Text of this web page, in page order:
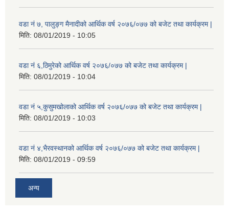
वडा नं ७, पालुङ्ग मैनादीको आर्थिक वर्ष २०७६/०७७ को बजेट तथा कार्यक्रम |
मिति: 08/01/2019 - 10:05
वडा नं ६,ठिमुरेको आर्थिक वर्ष २०७६/०७७ को बजेट तथा कार्यक्रम |
मिति: 08/01/2019 - 10:04
वडा नं ५,कुसुमखोलाको आर्थिक वर्ष २०७६/०७७ को बजेट तथा कार्यक्रम |
मिति: 08/01/2019 - 10:03
वडा नं ४,भैरवस्थानको आर्थिक वर्ष २०७६/०७७ को बजेट तथा कार्यक्रम |
मिति: 08/01/2019 - 09:59
अन्य